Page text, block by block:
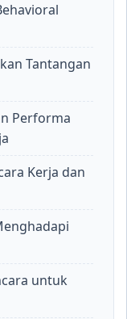
Tantangan
Performa
Kerja dan
untuk